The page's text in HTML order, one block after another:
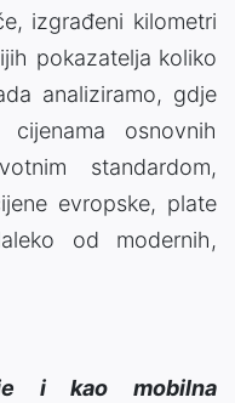
izgrađeni kilometri
pokazatelja koliko
analiziramo, gdje
osnovnih
standardom,
evropske, plate
od modernih,
je i kao mobilna